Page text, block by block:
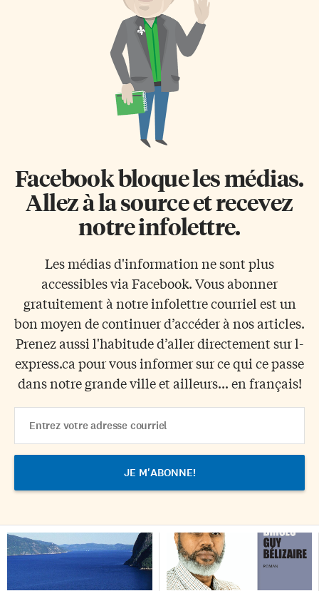
pour l’ajout de cinq autres
prochaines années. «Ces
investissements permettront
d’offrir à encore plus d’élèves
des installations modernes,
accessibles et adaptées à leurs
revêt une importance
particulière: «elle conclut la
mise en œuvre de notre plan
stratégique 2021-2025 et ouvre
la voie à notre trajectoire 2026-
2030». «Ce passage […]
Facebook bloque les médias.
Allez à la source et recevez
notre infolettre.
Les médias d'information ne sont plus
accessibles via Facebook. Vous abonner
gratuitement à notre infolettre courriel est un
bon moyen de continuer d’accéder à nos articles.
Prenez aussi l'habitude d’aller directement sur l-
express.ca pour vous informer sur ce qui ce passe
dans notre grande ville et ailleurs... en français!
Address